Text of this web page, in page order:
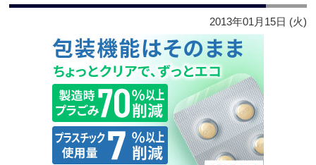
2013年01月15日 (火)